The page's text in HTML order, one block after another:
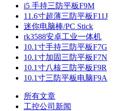
i5 手持三防平板F9M
11.6寸超薄三防平板F11J
迷你电脑棒/PC Stick
rk3588安卓工业一体机
10.1寸手持三防平板F7G
10.1寸加固三防平板F7N
10.1寸八核三防平板F9R
10.1寸三防平板电脑F9A
所有文章
工控公司新闻